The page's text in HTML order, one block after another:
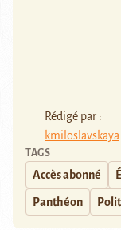
Rédigé par :
kmiloslavskaya
TAGS
Accès abonné
Panthéon